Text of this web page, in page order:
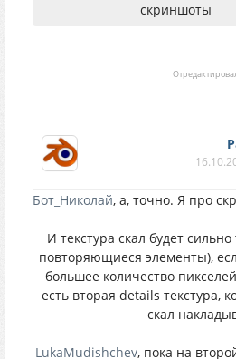
скриншоты
Бот_Николай, а, точно. Я про
И текстура скал будет
повторяющиеся элементы),
большее количество
есть вторая details текстура,
скал
LukaMudishchev, пока на